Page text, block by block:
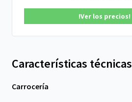
!Ver los precios!
Características técnicas
Carrocería